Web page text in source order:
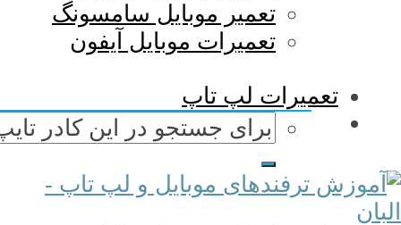
تعمیر موبایل سامسونگ
تعمیرات موبایل آیفون
تعمیرات لپ تاپ